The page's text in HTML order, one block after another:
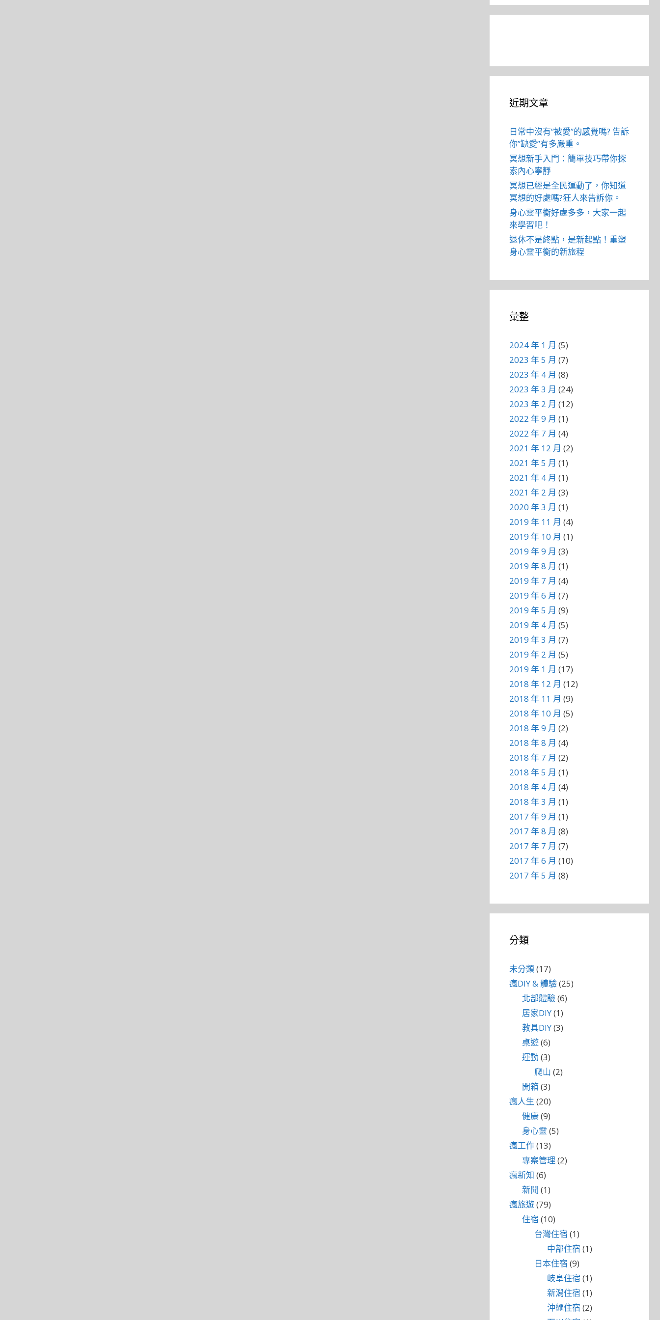
近期文章
日常中沒有”被愛”的感覺嗎? 告訴
你”缺愛”有多嚴重。
冥想新手入門：簡單技巧帶你探
索內心寧靜
冥想已經是全民運動了，你知道
冥想的好處嗎?狂人來告訴你。
身心靈平衡好處多多，大家一起
來學習吧！
退休不是終點，是新起點！重塑
身心靈平衡的新旅程
彙整
2024 年 1 月 (5)
2023 年 5 月 (7)
2023 年 4 月 (8)
2023 年 3 月 (24)
2023 年 2 月 (12)
2022 年 9 月 (1)
2022 年 7 月 (4)
2021 年 12 月 (2)
2021 年 5 月 (1)
2021 年 4 月 (1)
2021 年 2 月 (3)
2020 年 3 月 (1)
2019 年 11 月 (4)
2019 年 10 月 (1)
2019 年 9 月 (3)
2019 年 8 月 (1)
2019 年 7 月 (4)
2019 年 6 月 (7)
2019 年 5 月 (9)
2019 年 4 月 (5)
2019 年 3 月 (7)
2019 年 2 月 (5)
2019 年 1 月 (17)
2018 年 12 月 (12)
2018 年 11 月 (9)
2018 年 10 月 (5)
2018 年 9 月 (2)
2018 年 8 月 (4)
2018 年 7 月 (2)
2018 年 5 月 (1)
2018 年 4 月 (4)
2018 年 3 月 (1)
2017 年 9 月 (1)
2017 年 8 月 (8)
2017 年 7 月 (7)
2017 年 6 月 (10)
2017 年 5 月 (8)
分類
未分類(17)
瘋DIY & 體驗(25)
北部體驗(6)
居家DIY(1)
教具DIY(3)
桌遊(6)
運動 (3)
爬山 (2)
開箱(3)
瘋人生 (20)
健康(9)
身心靈 (5)
瘋工作(13)
專案管理 (2)
瘋新知 (6)
新聞 (1)
瘋旅遊(79)
住宿 (10)
台灣住宿 (1)
中部住宿 (1)
日本住宿 (9)
岐阜住宿 (1)
新潟住宿 (1)
沖繩住宿 (2)